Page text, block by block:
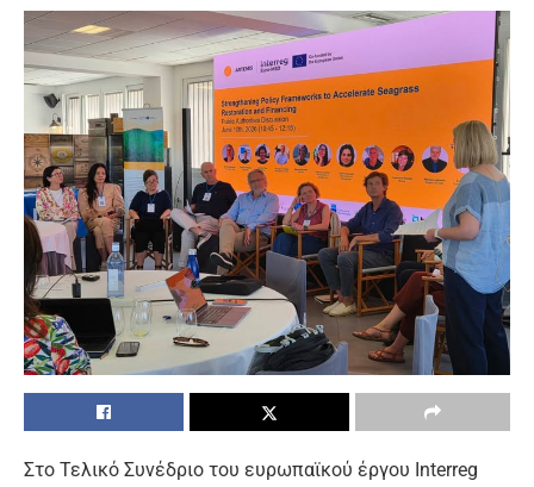
Στο Τελικό Συνέδριο του ευρωπαϊκού έργου Interreg